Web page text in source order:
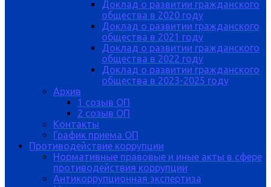
Доклад о развитии гражданского
общества в 2020 году
Доклад о развитии гражданского
общества в 2021 году
Доклад о развитии гражданского
общества в 2022 году
Доклад о развитии гражданского
общества в 2023-2025 году
Архив
1 созыв ОП
2 созыв ОП
Контакты
График приема ОП
Противодействие коррупции
Нормативные правовые и иные акты в сфере
противодействия коррупции
Антикоррупционная экспертиза